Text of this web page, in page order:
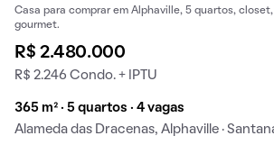
Casa para comprar em Alphaville, 5 quartos,
gourmet.
R$ 2.480.000
R$ 2.246 Condo. + IPTU
365 m² · 5 quartos · 4 vagas
Alameda das Dracenas, Alphaville ·